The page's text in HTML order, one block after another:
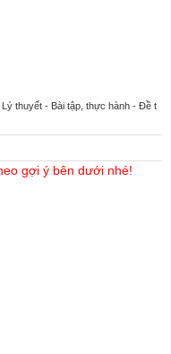
Lý thuyết - Bài tập, thực hành - Đề t
gợi ý bên dưới nhé!